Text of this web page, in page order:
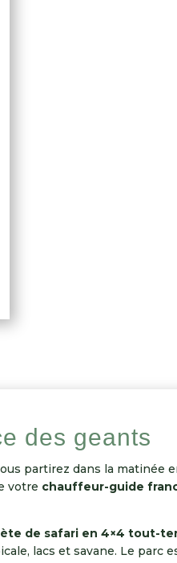
des geants
partirez dans la matinée
votre chauffeur-guide
de safari en 4×4 tout-
lacs et savane. Le parc